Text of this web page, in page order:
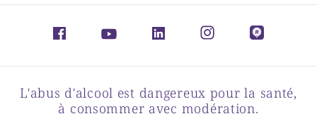
L'abus d'alcool est dangereux pour la santé,
à consommer avec modération.